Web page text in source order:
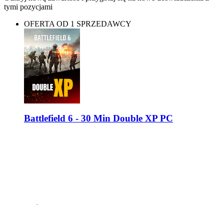
tymi pozycjami
OFERTA OD 1 SPRZEDAWCY
Battlefield 6 - 30 Min Double XP PC